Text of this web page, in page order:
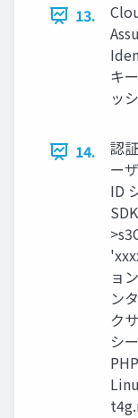
13.
キ
ッ
14.
認
ー
ID
ョ
ン
ク
シ